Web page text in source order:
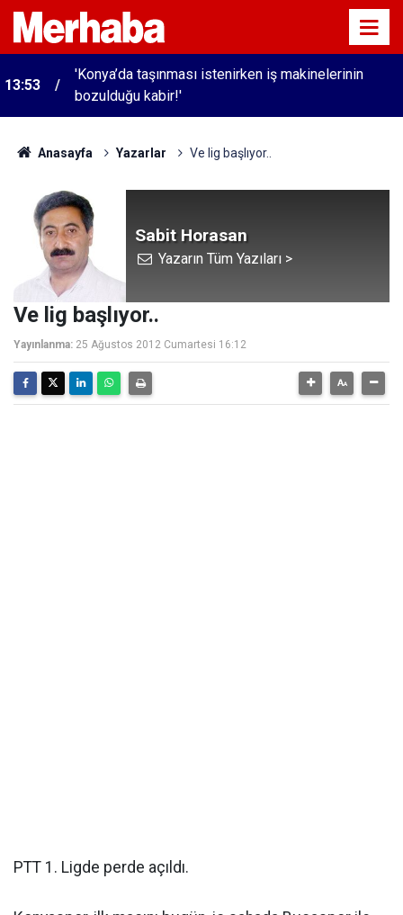
13:53
'Konya’da taşınması istenirken iş makinelerinin
bozulduğu kabir!'
Anasayfa Yazarlar Ve lig başlıyor..
Sabit Horasan
Yazarın Tüm Yazıları >
Ve lig başlıyor..
Yayınlanma: 25 Ağustos 2012 Cumartesi 16:12
PTT 1. Ligde perde açıldı.